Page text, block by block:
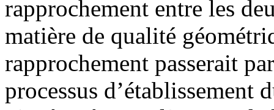
rapprochement entre les
matière de qualité
rapprochement passerait
processus d’établissement